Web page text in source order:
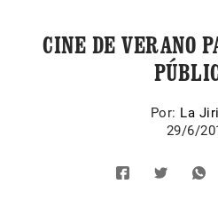
CINE DE VERANO
Por: La
29/6/